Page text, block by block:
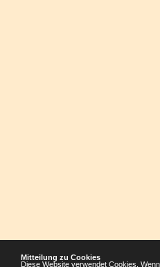
Mitteilung zu Cookies
Diese Website verwendet Cookies.